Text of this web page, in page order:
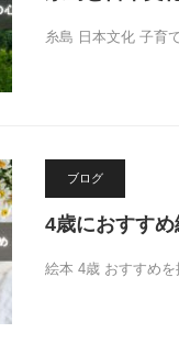
糸島 日本文化 子育
ブログ
4歳におすす
絵本 4歳 おすすめ